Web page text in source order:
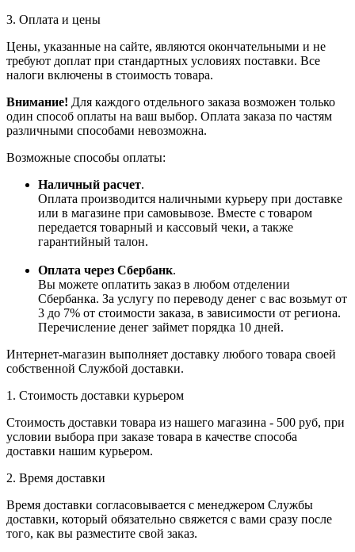
3. Оплата и цены
Цены, указанные на сайте, являются окончательными и не
требуют доплат при стандартных условиях поставки. Все
налоги включены в стоимость товара.
Внимание! Для каждого отдельного заказа возможен только
один способ оплаты на ваш выбор. Оплата заказа по частям
различными способами невозможна.
Возможные способы оплаты:
Наличный расчет.
Оплата производится наличными курьеру при доставке
или в магазине при самовывозе. Вместе с товаром
передается товарный и кассовый чеки, а также
гарантийный талон.
Оплата через Сбербанк.
Вы можете оплатить заказ в любом отделении
Сбербанка. За услугу по переводу денег с вас возьмут от
3 до 7% от стоимости заказа, в зависимости от региона.
Перечисление денег займет порядка 10 дней.
Интернет-магазин выполняет доставку любого товара своей
собственной Службой доставки.
1. Стоимость доставки курьером
Стоимость доставки товара из нашего магазина - 500 руб, при
условии выбора при заказе товара в качестве способа
доставки нашим курьером.
2. Время доставки
Время доставки согласовывается с менеджером Службы
доставки, который обязательно свяжется с вами сразу после
того, как вы разместите свой заказ.